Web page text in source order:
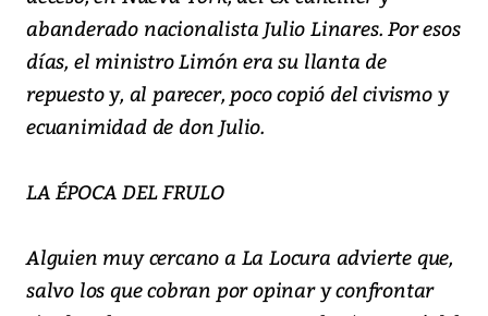
abanderado nacionalista Julio Linares. Por esos
días, el ministro Limón era su llanta de
repuesto y, al parecer, poco copió del civismo y
ecuanimidad de don Julio.
LA ÉPOCA DEL FRULO
Alguien muy cercano a La Locura advierte que,
salvo los que cobran por opinar y confrontar